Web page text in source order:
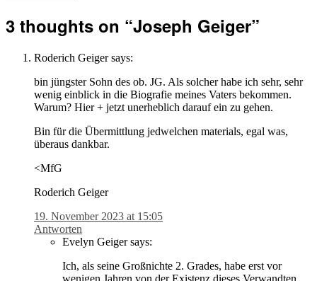
3 thoughts on “Joseph Geiger”
Roderich Geiger says:
bin jüngster Sohn des ob. JG. Als solcher habe ich sehr, sehr
wenig einblick in die Biografie meines Vaters bekommen.
Warum? Hier + jetzt unerheblich darauf ein zu gehen.
Bin für die Übermittlung jedwelchen materials, egal was,
überaus dankbar.
<MfG
Roderich Geiger
19. November 2023 at 15:05
Antworten
Evelyn Geiger says:
Ich, als seine Großnichte 2. Grades, habe erst vor
wenigen Jahren von der Existenz dieses Verwandten